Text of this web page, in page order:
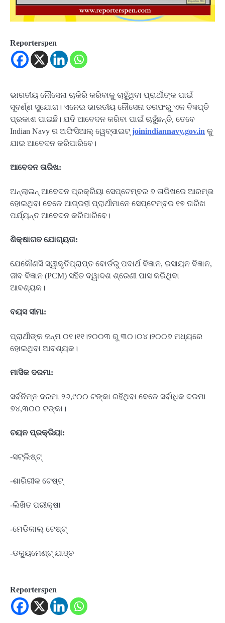
Reporterspen
ଭାରତୀୟ ନୌସେନା ଚାକିରି କରିବାକୁ ଚାହୁଁଥିବା ପ୍ରାର୍ଥୀଙ୍କ ପାଇଁ
ସୂବର୍ଣ୍ଣ ସୁଯୋଗ। ଏନେଇ ଭାରତୀୟ ନୌସେନା ତରଫରୁ ଏକ ବିଜ୍ଞପ୍ତି
ପ୍ରକାଶ ପାଇଛି। ଯଦି ଆବେଦନ କରିବା ପାଇଁ ଚାହୁଁଛନ୍ତି, ତେବେ
Indian Navy ର ଅଫିସିଆଲ୍ ୱେବ୍‌ସାଇଟ୍‌ joinindiannavy.gov.in କୁ
ଯାଇ ଆବେଦନ କରିପାରିବେ।
ଆବେଦନ ତାରିଖ:
ଅନ୍‌ଲାଇନ୍ ଆବେଦନ ପ୍ରକ୍ରିୟା ସେପ୍ଟେମ୍ବର ୭ ତାରିଖରେ ଆରମ୍ଭ
ହୋଇଥିବା ବେଳେ ଆଗ୍ରହୀ ପ୍ରାର୍ଥୀମାନେ ସେପ୍ଟେମ୍ବର ୧୭ ତାରିଖ
ପର୍ଯ୍ୟନ୍ତ ଆବେଦନ କରିପାରିବେ।
ଶିକ୍ଷାଗତ ଯୋଗ୍ୟତା:
ଯେକୌଣସି ସ୍ୱୀକୃତିପ୍ରାପ୍ତ ବୋର୍ଡରୁ ପଦାର୍ଥ ବିଜ୍ଞାନ, ରସାୟନ ବିଜ୍ଞାନ,
ଜୀବ ବିଜ୍ଞାନ (PCM) ସହିତ ଦ୍ୱାଦଶ ଶ୍ରେଣୀ ପାସ କରିଥିବା
ଆବଶ୍ୟକ।
ବୟସ ସୀମା:
ପ୍ରାର୍ଥୀଙ୍କ ଜନ୍ମ ୦୧।୧୧।୨୦୦୩ ରୁ ୩୦।୦୪।୨୦୦୭ ମଧ୍ୟରେ
ହୋଇଥିବା ଆବଶ୍ୟକ।
ମାସିକ ଦରମା:
ସର୍ବନିମ୍ନ ଦରମା ୨୬,୯୦୦ ଟଙ୍କା ରହିଥିବା ବେଳେ ସର୍ବାଧିକ ଦରମା
୭୪,୩୦୦ ଟଙ୍କା।
ଚୟନ ପ୍ରକ୍ରିୟା:
-ସଟ୍‌ଲିଷ୍ଟ୍
-ଶାରିରୀକ ଟେଷ୍ଟ୍
-ଲିଖିତ ପରୀକ୍ଷା
-ମେଡିକାଲ୍ ଟେଷ୍ଟ୍
-ଡକ୍ୟୁମେଣ୍ଟ୍ ଯାଞ୍ଚ
Reporterspen